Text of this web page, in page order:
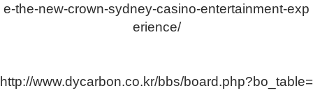
e-the-new-crown-sydney-casino-entertainment-exp
erience/
http://www.dycarbon.co.kr/bbs/board.php?bo_table=